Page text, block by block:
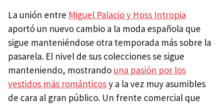
La unión entre Miguel Palacio y Hoss Intropia
aportó un nuevo cambio a la moda española que
sigue manteniéndose otra temporada más sobre la
pasarela. El nivel de sus colecciones se sigue
manteniendo, mostrando una pasión por los
vestidos más románticosy a la vez muy asumibles
de cara al gran público. Un frente comercial que